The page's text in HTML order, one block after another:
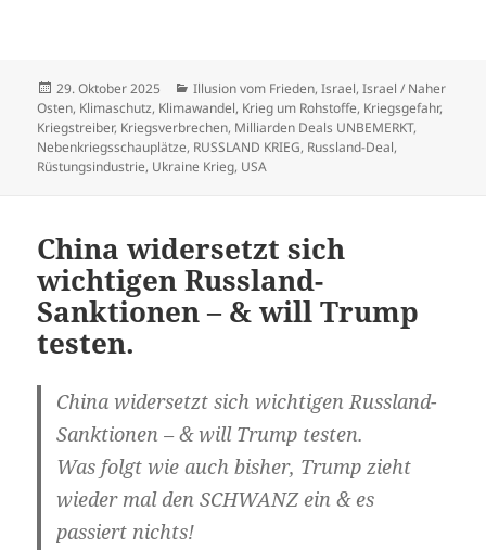
Veröffentlicht
am
29. Oktober 2025 Kategorien
Illusion vom Frieden,Israel,Israel / Naher
Osten, Klimaschutz, Klimawandel, Krieg um Rohstoffe, Kriegsgefahr,
Kriegstreiber, Kriegsverbrechen, Milliarden Deals UNBEMERKT,
Nebenkriegsschauplätze, RUSSLAND KRIEG, Russland-Deal,
Rüstungsindustrie, Ukraine Krieg, USA
China widersetzt sich
wichtigen Russland-
Sanktionen – & will Trump
testen.
China widersetzt sich wichtigen Russland-
Sanktionen – & will Trump testen.
Was folgt wie auch bisher, Trump zieht
wieder mal den SCHWANZ ein & es
passiert nichts!